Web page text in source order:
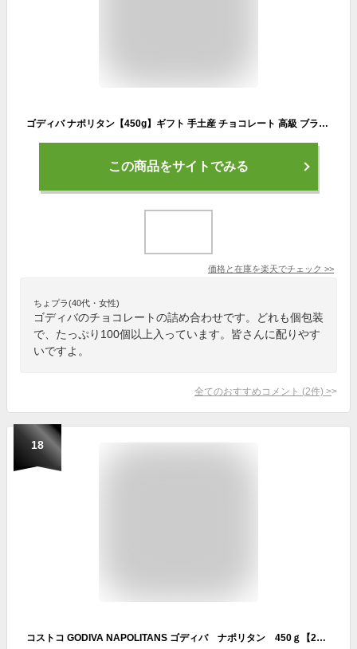
ゴディバ ナポリタン【450g】ギフト 手土産 チョコレート 高級 ブランド プレゼント 個包装 配布用 個包装 高級チョコ 大容量【あす楽】【送料無料】
この商品をサイトでみる
価格と在庫を楽天でチェック >>
ちょプラ(40代・女性)
ゴディバのチョコレートの詰め合わせです。どれも個包装
で、たっぷり100個以上入っています。皆さんに配りやす
いですよ。
全てのおすすめコメント (2件) >
18
コストコ GODIVA NAPOLITANS ゴディバ ナポリタン 450ｇ【2022年モデル】 大容量 パック チョコレート アソート パック 友 チョコ 義理 チョコ 詰め合わせ